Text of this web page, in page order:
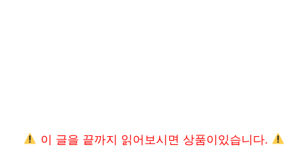
이 글을 끝까지 읽어보시면 상품이있습니다.